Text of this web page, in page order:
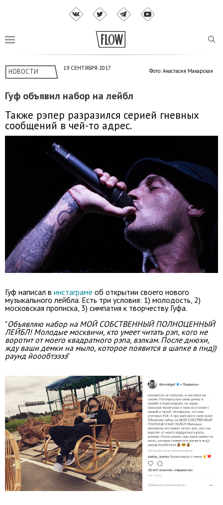
НОВОСТИ 19 СЕНТЯБРЯ 2017 Фото: Анастасия Макарская
Гуф объявил набор на лейбл
Также рэпер разразился серией гневных
сообщений в чей-то адрес.
Гуф написал в инстаграме об открытии своего нового
музыкального лейбла. Есть три условия: 1) молодость, 2)
московская прописка, 3) симпатия к творчеству Гуфа.
"Объявляю набор на МОЙ СОБСТВЕННЫЙ ПОЛНОЦЕННЫЙ
ЛЕЙБЛ! Молодые москвичи, кто умеет читать рэп, кого не
воротит от моего квадратного рэпа, вэлкам. После днюхи,
жду ваши демки на мыло, которое появится в шапке в пнд))
раунд йоообтээээ"